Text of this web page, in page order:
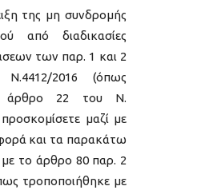
της μη συνδρομής
από διαδικασίες
των παρ. 1 και 2
2016 (όπως
άρθρο 22 του Ν.
μαζί με
και τα παρακάτω
το άρθρο 80 παρ. 2
τροποποιήθηκε με